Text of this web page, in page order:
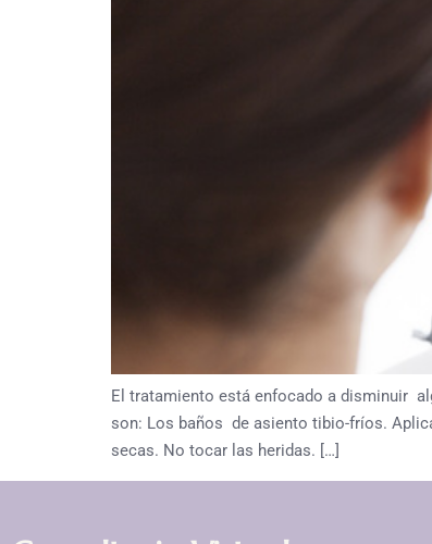
El tratamiento está enfocado a disminuir
son: Los baños de asiento tibio-fríos.
secas. No tocar las heridas. […]